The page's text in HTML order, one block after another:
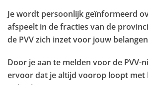
Je wordt persoonlijk geïnformeerd
afspeelt in de fracties van de
de PVV zich inzet voor jouw
Door je aan te melden voor de PVV-
ervoor dat je altijd voorop loopt met